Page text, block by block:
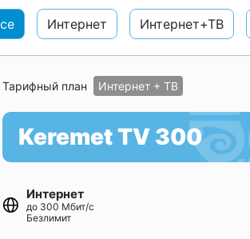
Интернет Интернет+ТВ
Тарифный план Интернет + ТВ
Keremet TV 300
Интернет
до 300 Мбит/с
Безлимит